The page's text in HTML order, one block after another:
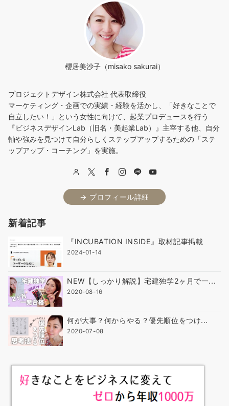
櫻居美沙子（misako sakurai）
プロジェクトデザイン株式会社 代表取締役
マーケティング・企画での実績・経験を活かし、「好きなことで
自立したい！」という女性に向けて、起業プロデュースを行う
『ビジネスデザインLab（旧名・美起業Lab）』主宰する他、自分
軸や強みを見つけて自分らしくステップアップするための「ステ
ップアップ・コーチング」を実施。
→ プロフィール詳細
新着記事
『INCUBATION INSIDE』取材記事掲載
2024-01-14
NEW【しっかり解説】宅建独学2ヶ月で一...
2020-08-16
何が大事？何からやる？優先順位をつけ...
2020-07-08